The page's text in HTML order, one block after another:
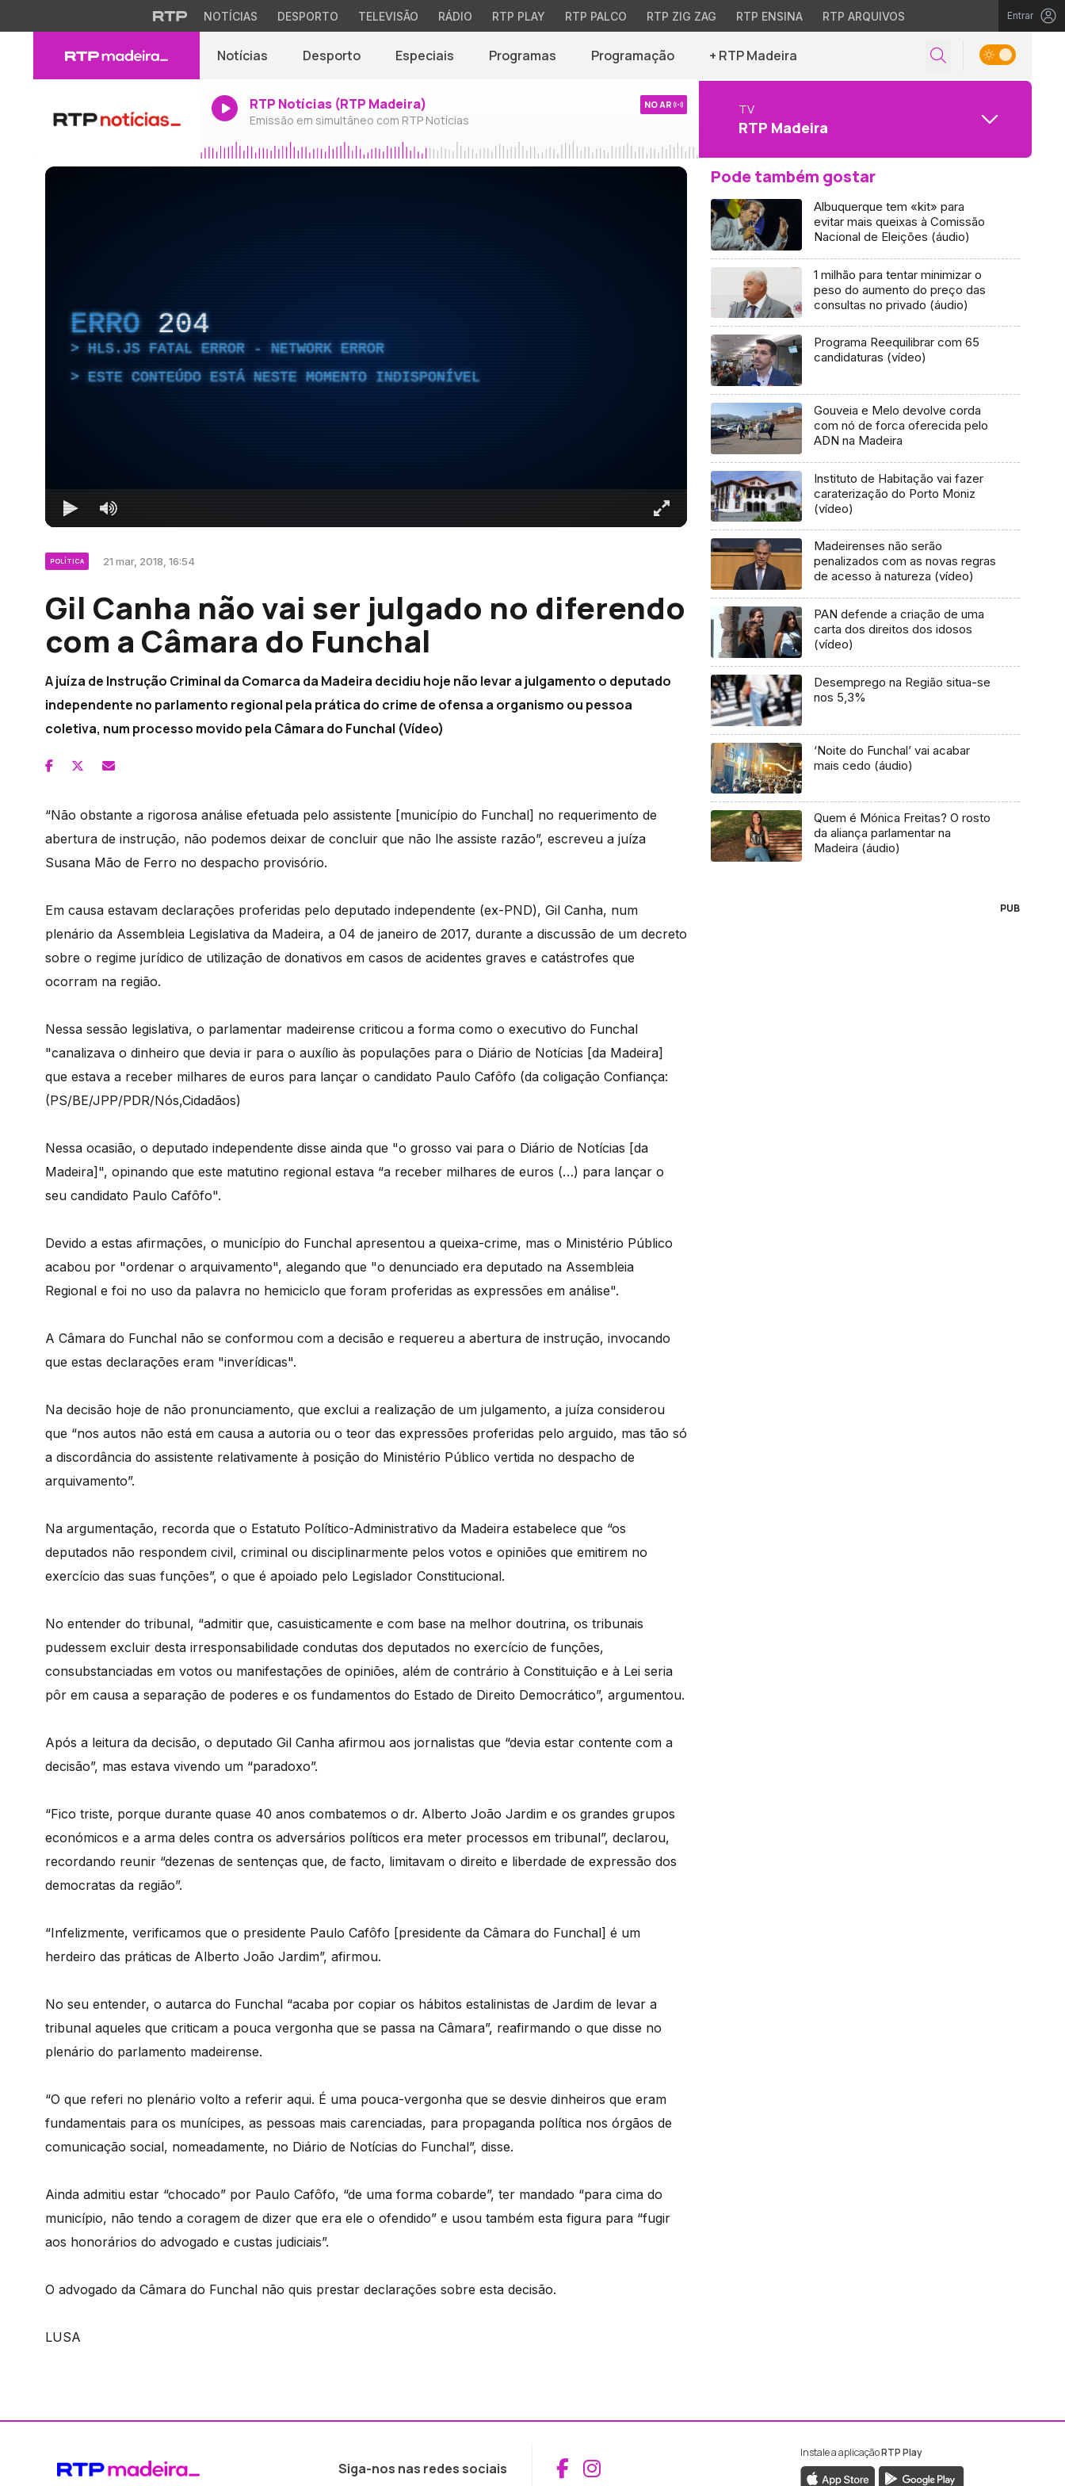
NOTÍCIAS DESPORTO TELEVISÃO RÁDIO RTP PLAY RTP PALCO RTP ZIG ZAG RTP ENSINA RTP ARQUIVOS Entrar
Notícias Desporto Especiais Programas Programação + RTP Madeira
RTP Notícias (RTP Madeira)
Emissão em simultâneo com RTP Notícias
NO AR TV
RTP Madeira
ERRO 204
HLS.JS FATAL ERROR - NETWORK ERROR
ESTE CONTEÚDO ESTÁ NESTE MOMENTO INDISPONÍVEL
POLÍTICA 21 mar, 2018, 16:54
Gil Canha não vai ser julgado no diferendo
com a Câmara do Funchal
A juíza de Instrução Criminal da Comarca da Madeira decidiu hoje não levar a julgamento o deputado
independente no parlamento regional pela prática do crime de ofensa a organismo ou pessoa
coletiva, num processo movido pela Câmara do Funchal (Vídeo)
“Não obstante a rigorosa análise efetuada pelo assistente [município do Funchal] no requerimento de
abertura de instrução, não podemos deixar de concluir que não lhe assiste razão”, escreveu a juíza
Susana Mão de Ferro no despacho provisório.
Em causa estavam declarações proferidas pelo deputado independente (ex-PND), Gil Canha, num
plenário da Assembleia Legislativa da Madeira, a 04 de janeiro de 2017, durante a discussão de um decreto
sobre o regime jurídico de utilização de donativos em casos de acidentes graves e catástrofes que
ocorram na região.
Nessa sessão legislativa, o parlamentar madeirense criticou a forma como o executivo do Funchal
"canalizava o dinheiro que devia ir para o auxílio às populações para o Diário de Notícias [da Madeira]
que estava a receber milhares de euros para lançar o candidato Paulo Cafôfo (da coligação Confiança:
(PS/BE/JPP/PDR/Nós,Cidadãos)
Nessa ocasião, o deputado independente disse ainda que "o grosso vai para o Diário de Notícias [da
Madeira]", opinando que este matutino regional estava “a receber milhares de euros (…) para lançar o
seu candidato Paulo Cafôfo".
Devido a estas afirmações, o município do Funchal apresentou a queixa-crime, mas o Ministério Público
acabou por "ordenar o arquivamento", alegando que "o denunciado era deputado na Assembleia
Regional e foi no uso da palavra no hemiciclo que foram proferidas as expressões em análise".
A Câmara do Funchal não se conformou com a decisão e requereu a abertura de instrução, invocando
que estas declarações eram "inverídicas".
Na decisão hoje de não pronunciamento, que exclui a realização de um julgamento, a juíza considerou
que “nos autos não está em causa a autoria ou o teor das expressões proferidas pelo arguido, mas tão só
a discordância do assistente relativamente à posição do Ministério Público vertida no despacho de
arquivamento”.
Na argumentação, recorda que o Estatuto Político-Administrativo da Madeira estabelece que “os
deputados não respondem civil, criminal ou disciplinarmente pelos votos e opiniões que emitirem no
exercício das suas funções”, o que é apoiado pelo Legislador Constitucional.
No entender do tribunal, “admitir que, casuisticamente e com base na melhor doutrina, os tribunais
pudessem excluir desta irresponsabilidade condutas dos deputados no exercício de funções,
consubstanciadas em votos ou manifestações de opiniões, além de contrário à Constituição e à Lei seria
pôr em causa a separação de poderes e os fundamentos do Estado de Direito Democrático”, argumentou.
Após a leitura da decisão, o deputado Gil Canha afirmou aos jornalistas que “devia estar contente com a
decisão”, mas estava vivendo um “paradoxo”.
“Fico triste, porque durante quase 40 anos combatemos o dr. Alberto João Jardim e os grandes grupos
económicos e a arma deles contra os adversários políticos era meter processos em tribunal”, declarou,
recordando reunir “dezenas de sentenças que, de facto, limitavam o direito e liberdade de expressão dos
democratas da região”.
“Infelizmente, verificamos que o presidente Paulo Cafôfo [presidente da Câmara do Funchal] é um
herdeiro das práticas de Alberto João Jardim”, afirmou.
No seu entender, o autarca do Funchal “acaba por copiar os hábitos estalinistas de Jardim de levar a
tribunal aqueles que criticam a pouca vergonha que se passa na Câmara”, reafirmando o que disse no
plenário do parlamento madeirense.
“O que referi no plenário volto a referir aqui. É uma pouca-vergonha que se desvie dinheiros que eram
fundamentais para os munícipes, as pessoas mais carenciadas, para propaganda política nos órgãos de
comunicação social, nomeadamente, no Diário de Notícias do Funchal”, disse.
Ainda admitiu estar “chocado” por Paulo Cafôfo, “de uma forma cobarde”, ter mandado “para cima do
município, não tendo a coragem de dizer que era ele o ofendido” e usou também esta figura para “fugir
aos honorários do advogado e custas judiciais”.
O advogado da Câmara do Funchal não quis prestar declarações sobre esta decisão.
LUSA
Pode também gostar
Albuquerque tem «kit» para
evitar mais queixas à Comissão
Nacional de Eleições (áudio)
1 milhão para tentar minimizar o
peso do aumento do preço das
consultas no privado (áudio)
Programa Reequilibrar com 65
candidaturas (vídeo)
Gouveia e Melo devolve corda
com nó de forca oferecida pelo
ADN na Madeira
Instituto de Habitação vai fazer
caraterização do Porto Moniz
(vídeo)
Madeirenses não serão
penalizados com as novas regras
de acesso à natureza (vídeo)
PAN defende a criação de uma
carta dos direitos dos idosos
(vídeo)
Desemprego na Região situa-se
nos 5,3%
‘Noite do Funchal’ vai acabar
mais cedo (áudio)
Quem é Mónica Freitas? O rosto
da aliança parlamentar na
Madeira (áudio)
PUB
Siga-nos nas redes sociais Aceder ao Facebook da RTP Madeira
Aceder ao Instagram da RTP Madeira
Instale a aplicaçãoRTP Play